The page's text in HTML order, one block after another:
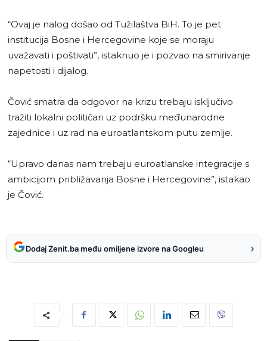
“Ovaj je nalog došao od Tužilaštva BiH. To je pet
institucija Bosne i Hercegovine koje se moraju
uvažavati i poštivati”, istaknuo je i pozvao na smirivanje
napetosti i dijalog.
Čović smatra da odgovor na krizu trebaju isključivo
tražiti lokalni političari uz podršku međunarodne
zajednice i uz rad na euroatlantskom putu zemlje.
“Upravo danas nam trebaju euroatlanske integracije s
ambicijom približavanja Bosne i Hercegovine”, istakao
je Čović.
Dodaj Zenit.ba među omiljene izvore na Googleu ›